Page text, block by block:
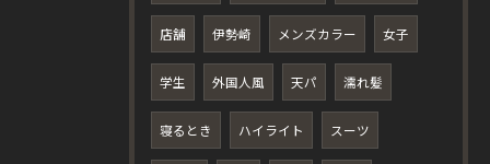
店舗 伊勢崎 メンズカラー 女子
学生 外国人風 天パ 濡れ髪
寝るとき ハイライト スーツ